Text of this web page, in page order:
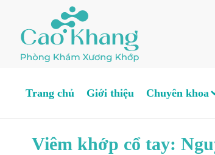
Trang chủ Giới thiệu Chuyên khoa
Viêm khớp cổ tay: